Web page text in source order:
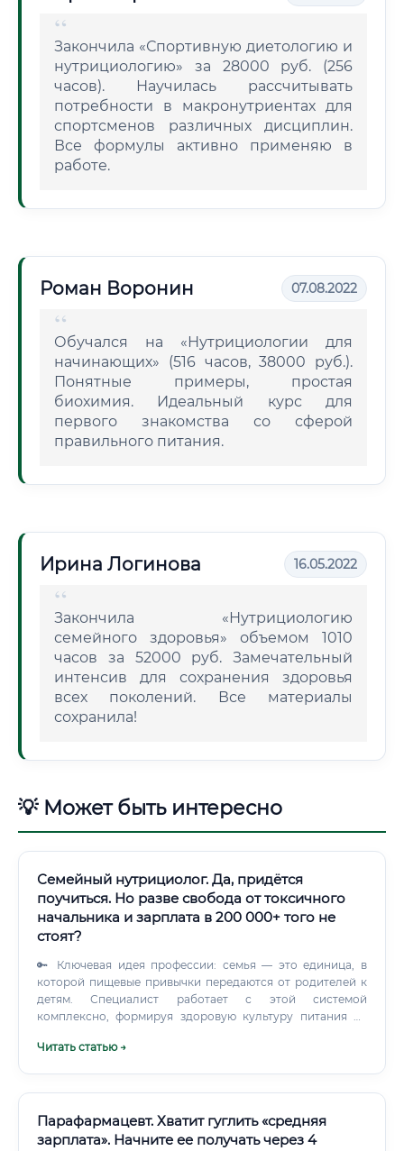
Закончила «Спортивную диетологию и
нутрициологию» за 28000 руб. (256
часов). Научилась рассчитывать
потребности в макронутриентах для
спортсменов различных дисциплин.
Все формулы активно применяю в
работе.
Роман Воронин 07.08.2022
Обучался на «Нутрициологии для
начинающих» (516 часов, 38000 руб.).
Понятные примеры, простая
биохимия. Идеальный курс для
первого знакомства со сферой
правильного питания.
Ирина Логинова 16.05.2022
Закончила «Нутрициологию
семейного здоровья» объемом 1010
часов за 52000 руб. Замечательный
интенсив для сохранения здоровья
всех поколений. Все материалы
сохранила!
💡 Может быть интересно
Семейный нутрициолог. Да, придётся
поучиться. Но разве свобода от токсичного
начальника и зарплата в 200 000+ того не
стоят?
🔑 Ключевая идея профессии: семья — это единица, в
которой пищевые привычки передаются от родителей к
детям. Специалист работает с этой системой
комплексно, формируя здоровую культуру питания на
Читать статью →
Парафармацевт. Хватит гуглить «средняя
зарплата». Начните ее получать через 4